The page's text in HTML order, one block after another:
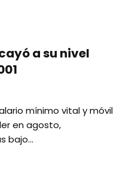
a su nivel
mínimo vital y móvil
en agosto,
bajo…